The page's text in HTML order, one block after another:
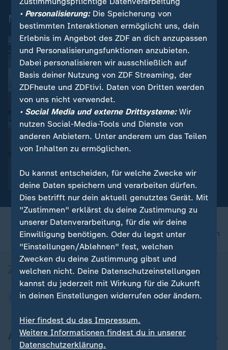
Mehr zur Wahl in Schleswig-Holstein
Thema
Wahl in Schleswig-Holstein
nach oben
Aktuell bei ZDFheute
• Personalisierung:Die Speicherung von
bestimmten Interaktionen ermöglicht uns, dein
Erlebnis im Angebot des ZDF an dich anzupassen
und Personalisierungsfunktionen anzubieten.
Dabei personalisieren wir ausschließlich auf
Basis deiner Nutzung von ZDF Streaming, der
ZDFheute und ZDFtivi. Daten von Dritten werden
von uns nicht verwendet.
• Social Media und externe Drittsysteme:Wir
nutzen Social-Media-Tools und Dienste von
anderen Anbietern. Unter anderem um das Teilen
von Inhalten zu ermöglichen.
Du kannst entscheiden, für welche Zwecke wir
deine Daten speichern und verarbeiten dürfen.
Dies betrifft nur dein aktuell genutztes Gerät. Mit
"Zustimmen" erklärst du deine Zustimmung zu
unserer Datenverarbeitung, für die wir deine
Einwilligung benötigen. Oder du legst unter
"Einstellungen/Ablehnen" fest, welchen
Zwecken du deine Zustimmung gibst und
welchen nicht. Deine Datenschutzeinstellungen
kannst du jederzeit mit Wirkung für die Zukunft
in deinen Einstellungen widerrufen oder ändern.
Hier findest du das Impressum.
Weitere Informationen findest du in unserer
Datenschutzerklärung.